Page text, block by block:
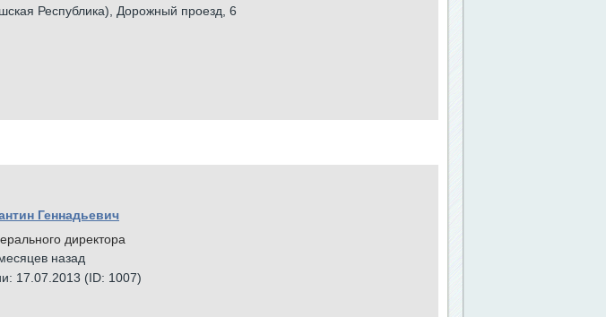
Республика), Дорожный проезд, 6
Геннадьевич
директора
назад
17.07.2013 (ID: 1007)